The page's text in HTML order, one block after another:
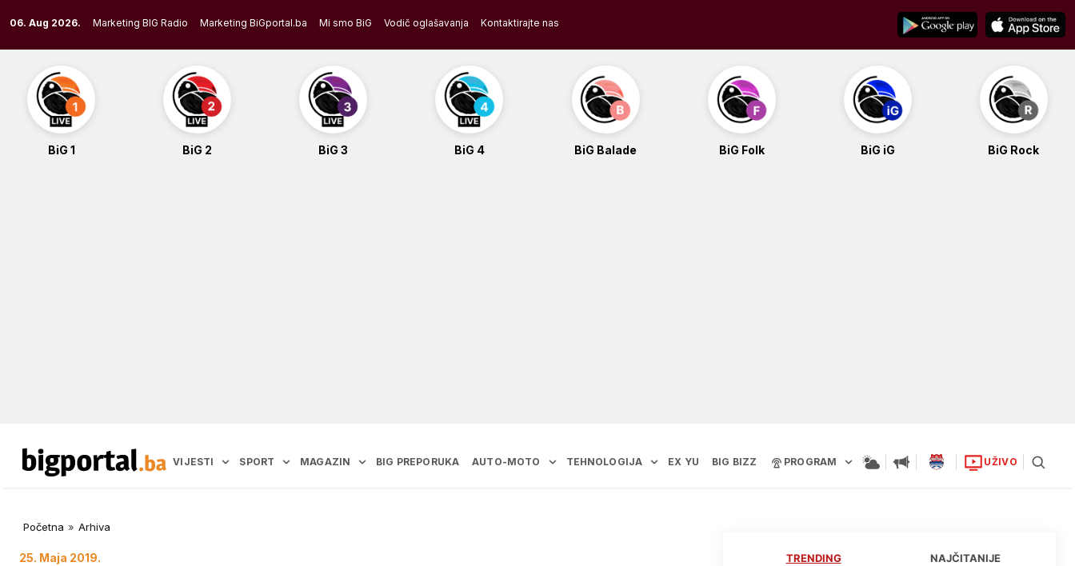
to
content
06. Aug 2026. Marketing BIG Radio Marketing BiGportal.ba Mi smo BiG Vodič oglašavanja Kontaktirajte nas
BiG 1 BiG 2 BiG 3 BiG 4 BiG Balade BiG Folk BiG iG BiG Rock
VIJESTI SPORT MAGAZIN BIG PREPORUKA AUTO-MOTO TEHNOLOGIJA EX YU BIG BIZZ PROGRAM UŽIVO
Početna » Arhiva
25. Maja 2019. TRENDING NAJČITANIJE